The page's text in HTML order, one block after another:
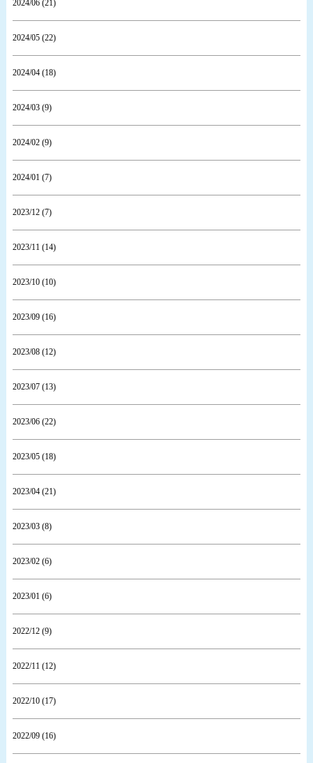
2024/06 (21)
2024/05 (22)
2024/04 (18)
2024/03 (9)
2024/02 (9)
2024/01 (7)
2023/12 (7)
2023/11 (14)
2023/10 (10)
2023/09 (16)
2023/08 (12)
2023/07 (13)
2023/06 (22)
2023/05 (18)
2023/04 (21)
2023/03 (8)
2023/02 (6)
2023/01 (6)
2022/12 (9)
2022/11 (12)
2022/10 (17)
2022/09 (16)